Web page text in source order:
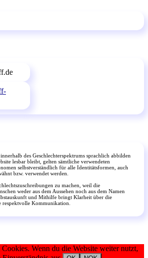
des Geschlechterspektrums sprachlich abbilden
lesbar bleibt, gelten sämtliche verwendeten
selbstverständlich für alle Identitätsformen, auch
bzw. verwendet werden.
zu machen, weil die
weder aus dem Aussehen noch aus dem Namen
und Mithilfe bringt Klarheit über die
respektvolle Kommunikation.
Wenn du die Website weiter nutzt,